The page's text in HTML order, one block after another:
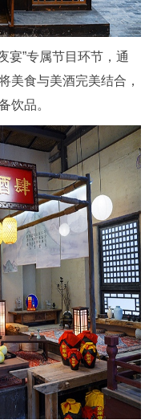
宴”专属节目环节，通
美食与美酒完美结合，
饮品。